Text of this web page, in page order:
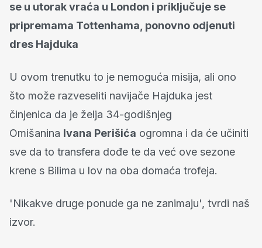
se u utorak vraća u London i priključuje se
pripremama Tottenhama, ponovno odjenuti
dres Hajduka
U ovom trenutku to je nemoguća misija, ali ono
što može razveseliti navijače Hajduka jest
činjenica da je želja 34-godišnjeg
Omišanina Ivana Perišića ogromna i da će učiniti
sve da to transfera dođe te da već ove sezone
krene s Bilima u lov na oba domaća trofeja.
'Nikakve druge ponude ga ne zanimaju', tvrdi naš
izvor.